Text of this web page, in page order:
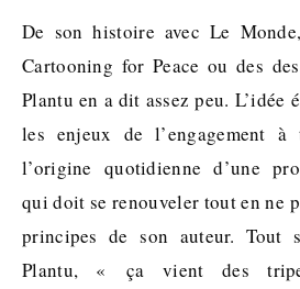
De son histoire avec Le
Cartooning for Peace ou des
Plantu en a dit assez peu. L’idée
les enjeux de l’engagement
l’origine quotidienne d’une
qui doit se renouveler tout en ne
principes de son auteur. Tout
Plantu, « ça vient des